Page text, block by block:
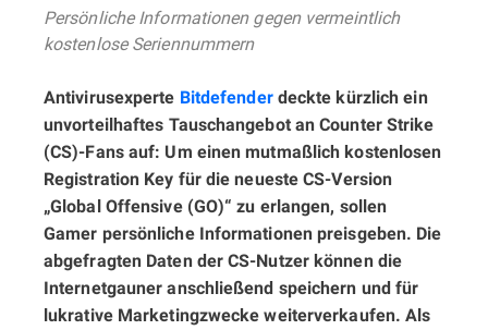
Persönliche Informationen gegen vermeintlich
kostenlose Seriennummern
Antivirusexperte Bitdefenderdeckte kürzlich ein
unvorteilhaftes Tauschangebot an Counter Strike
(CS)-Fans auf: Um einen mutmaßlich kostenlosen
Registration Key für die neueste CS-Version
„Global Offensive (GO)“ zu erlangen, sollen
Gamer persönliche Informationen preisgeben. Die
abgefragten Daten der CS-Nutzer können die
Internetgauner anschließend speichern und für
lukrative Marketingzwecke weiterverkaufen. Als